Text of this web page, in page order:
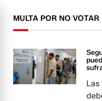
MULTA POR NO VOTAR